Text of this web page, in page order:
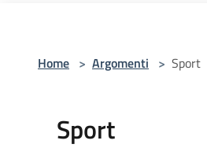
Home > Argomenti > Sport
Sport